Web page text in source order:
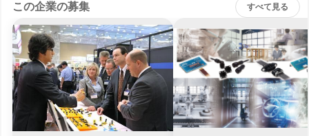
この企業の募集 すべて見る